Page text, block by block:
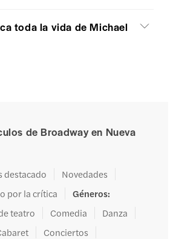
toda la vida de Michael
de Broadway en Nueva
destacado
Novedades
por la crítica Géneros:
teatro Comedia
Danza
Conciertos